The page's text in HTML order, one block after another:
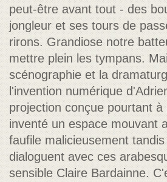
peut-être avant tout - des
jongleur et ses tours de
rirons. Grandiose notre
mettre plein les tympans.
scénographie et la
l'invention numérique
projection conçue pourtant
inventé un espace mouvant
faufile malicieusement
dialoguent avec ces
sensible Claire Bardainne.